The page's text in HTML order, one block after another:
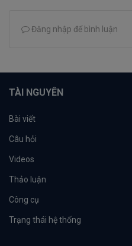
Đăng nhập để bình luận
TÀI NGUYÊN
Bài viết
Câu hỏi
Videos
Thảo luận
Công cụ
Trạng thái hệ thống